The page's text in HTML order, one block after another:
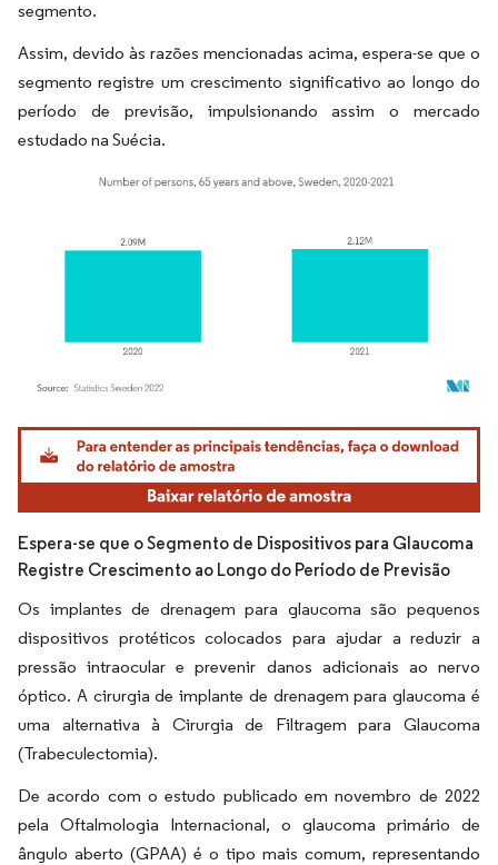
segmento.
Assim, devido às razões mencionadas acima, espera-se que o
segmento registre um crescimento significativo ao longo do
período de previsão, impulsionando assim o mercado
estudado na Suécia.
Imagem © Mordor Intelligence. O reuso requer atribuição conforme CC BY 4.0.
Espera-se que o Segmento de Dispositivos para Glaucoma
Registre Crescimento ao Longo do Período de Previsão
Os implantes de drenagem para glaucoma são pequenos
dispositivos protéticos colocados para ajudar a reduzir a
pressão intraocular e prevenir danos adicionais ao nervo
óptico. A cirurgia de implante de drenagem para glaucoma é
uma alternativa à Cirurgia de Filtragem para Glaucoma
(Trabeculectomia).
De acordo com o estudo publicado em novembro de 2022
pela Oftalmologia Internacional, o glaucoma primário de
ângulo aberto (GPAA) é o tipo mais comum, representando